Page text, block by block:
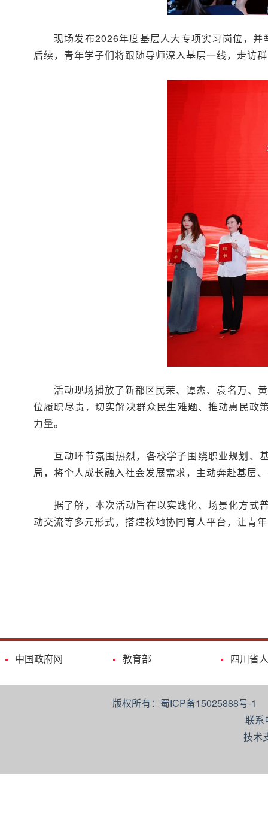
现场发布2026年度基层人大专项实习岗位，并
后续，青年学子们将跟随导师深入基层一线，走访
活动现场播放了新都区民荣、谭杰、袁名万、
位履职尽责，切实解决群众民生难题、推动惠民政
力量。
互动环节氛围热烈，各校学子围绕职业规划、
局，将个人成长融入社会发展需求，主动奔赴基层
据了解，本次活动旨在以实践化、场景化方式
动交流等多元形式，搭建校地协同育人平台，让青
中国政府网 教育部 四川省
版权所有：蜀ICP备15025888号-
联系
技术